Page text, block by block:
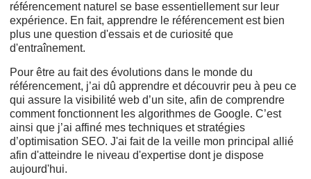
référencement naturel se base essentiellement sur leur
expérience. En fait, apprendre le référencement est bien
plus une question d'essais et de curiosité que
d'entraînement.
Pour être au fait des évolutions dans le monde du
référencement, j’ai dû apprendre et découvrir peu à peu ce
qui assure la visibilité web d’un site, afin de comprendre
comment fonctionnent les algorithmes de Google. C’est
ainsi que j’ai affiné mes techniques et stratégies
d’optimisation SEO. J'ai fait de la veille mon principal allié
afin d'atteindre le niveau d'expertise dont je dispose
aujourd'hui.